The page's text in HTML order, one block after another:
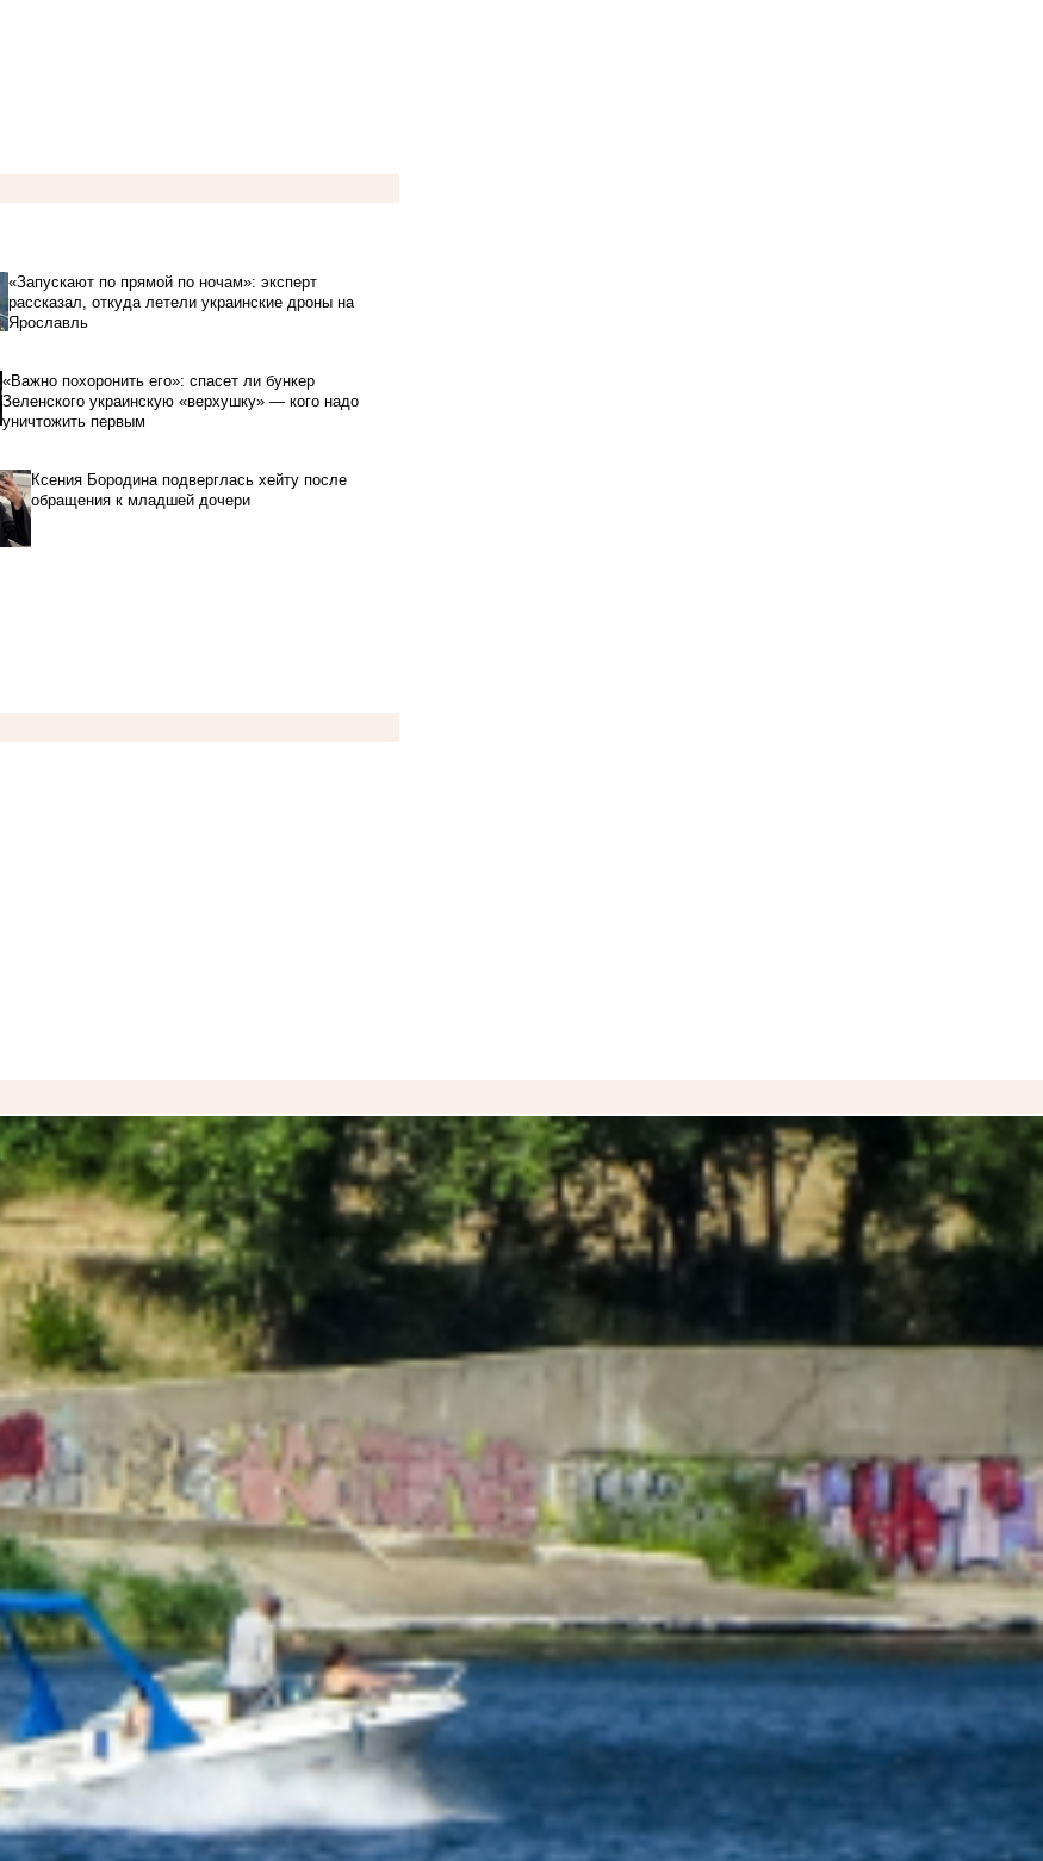
«Запускают по прямой по ночам»: эксперт
рассказал, откуда летели украинские дроны на
Ярославль
«Важно похоронить его»: спасет ли бункер
Зеленского украинскую «верхушку» — кого надо
уничтожить первым
Ксения Бородина подверглась хейту после
обращения к младшей дочери